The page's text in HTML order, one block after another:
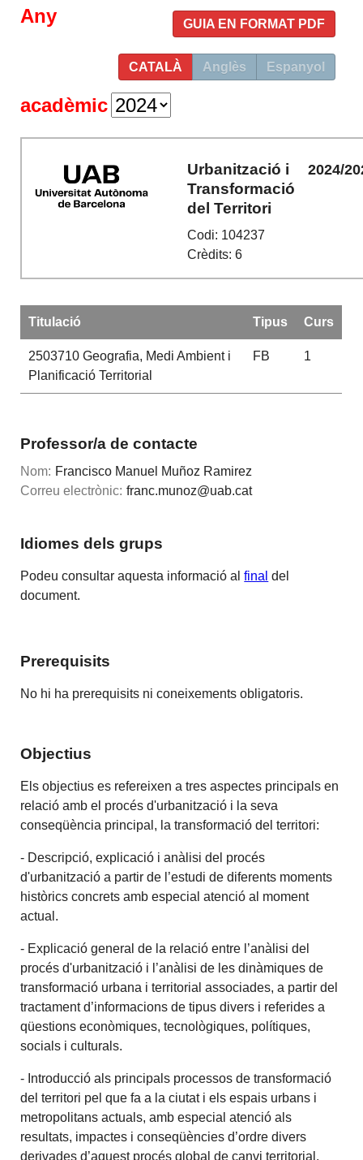
GUIA EN FORMAT PDF
CATALÀ Anglès Espanyol
Any
acadèmic
Urbanització i
Transformació
del Territori
Codi: 104237
Crèdits: 6
2024/
Titulació Tipus Curs
2503710Geografia, Medi Ambient i
Planificació Territorial
FB 1
Professor/a de contacte
Nom: Francisco Manuel Muñoz Ramirez
Correu electrònic: franc.munoz@uab.cat
Idiomes dels grups
Podeu consultar aquesta informació alfinal del
document.
Prerequisits
No hi ha prerequisits ni coneixements obligatoris.
Objectius
Els objectius es refereixen a tres aspectes principals en
relació amb el procés d'urbanització i la seva
conseqüència principal, la transformació del territori:
- Descripció, explicació i anàlisi del procés
d'urbanització a partir de l’estudi de diferents moments
històrics concrets amb especial atenció al moment
actual.
- Explicació general de la relació entre l’anàlisi del
procés d'urbanització i l’anàlisi de les dinàmiques de
transformació urbana i territorial associades, a partir del
tractament d’informacions de tipus divers i referides a
qüestions econòmiques, tecnològiques, polítiques,
socials i culturals.
- Introducció als principals processos de transformació
del territori pel que fa a la ciutat i els espais urbans i
metropolitans actuals, amb especial atenció als
resultats, impactes i conseqüències d’ordre divers
derivades d’aquest procés global de canvi territorial.